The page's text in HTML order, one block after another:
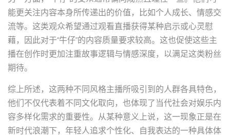
能更关注内容本身所传递出的价值，比如个人成长、情感交
流等。这类观众希望通过观看直播获得某种启示或心灵慰
藉，因此对于“牛仔”的内容质量要求较高。这也促使这些主
播在创作时更加注重故事逻辑与情感深度，以满足这类粉丝
期待。
综上所述，这两种不同风格主播所吸引到的人群各具特色，
他们不仅代表着不同文化取向，也体现了当代社会对娱乐内
容多样化需求的重要性。从某种意义上说，这一现象正是在
新时代浪潮下，年轻人追求个性化、自我表达的一种具体体